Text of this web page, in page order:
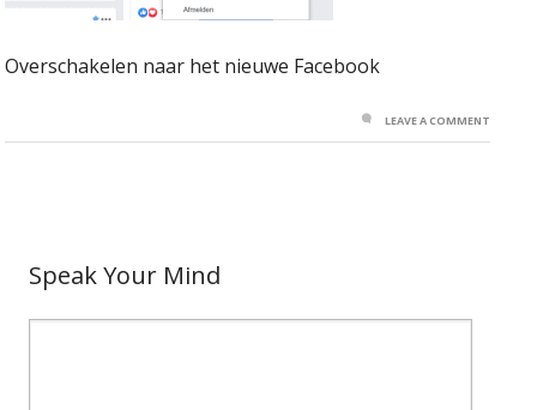
Overschakelen naar het nieuwe Facebook
LEAVE A COMMENT
Speak Your Mind